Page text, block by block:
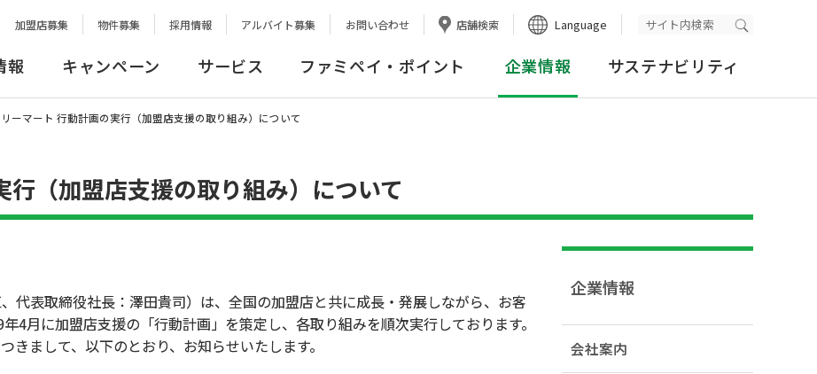
加盟店募集 物件募集 採用情報 アルバイト募集 お問い合わせ 店舗検索 Language 検索実行
報 キャンペーン サービス ファミペイ・ポイント 企業情報 サステナビリティ
ーマート 行動計画の実行（加盟店支援の取り組み）について
（加盟店支援の取り組み）について
代表取締役社長：澤田貴司）は、全国の加盟店と共に成長・発展しながら、お客
4月に加盟店支援の「行動計画」を策定し、各取り組みを順次実行しております。
まして、以下のとおり、お知らせいたします。
企業情報
会社案内